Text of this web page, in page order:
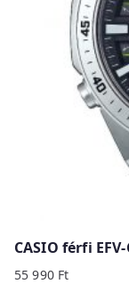
CASIO férfi EFV-
55 990 Ft